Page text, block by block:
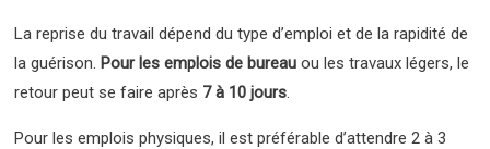
La reprise du travail dépend du type d’emploi et de la rapidité de
la guérison. Pour les emplois de bureau ou les travaux légers, le
retour peut se faire après 7 à 10 jours.
Pour les emplois physiques, il est préférable d’attendre 2 à 3